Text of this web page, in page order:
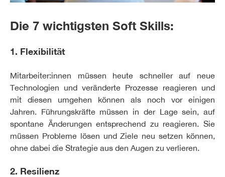
Die 7 wichtigsten Soft Skills:
1. Flexibilität
Mitarbeiter:innen müssen heute schneller auf neue
Technologien und veränderte Prozesse reagieren und
mit diesen umgehen können als noch vor einigen
Jahren. Führungskräfte müssen in der Lage sein, auf
spontane Änderungen entsprechend zu reagieren. Sie
müssen Probleme lösen und Ziele neu setzen können,
ohne dabei die Strategie aus den Augen zu verlieren.
2. Resilienz